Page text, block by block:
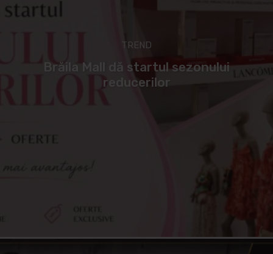
TREND
Brăila Mall dă startul sezonului
reducerilor